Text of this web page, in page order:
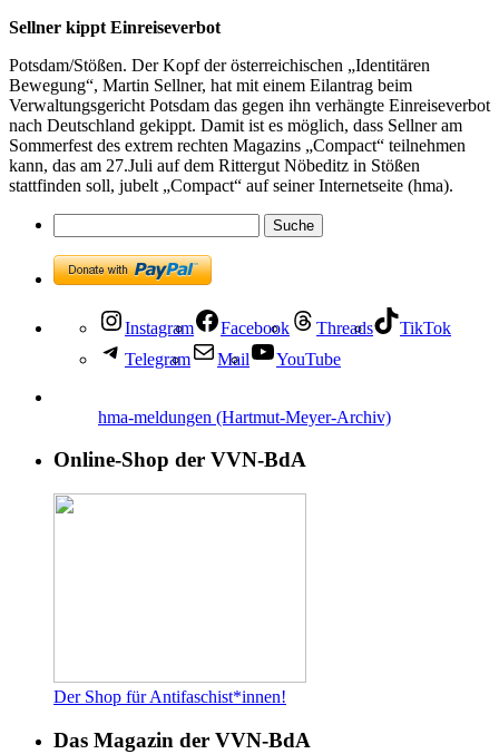
Sellner kippt Einreiseverbot
Potsdam/Stößen. Der Kopf der österreichischen „Identitären
Bewegung“, Martin Sellner, hat mit einem Eilantrag beim
Verwaltungsgericht Potsdam das gegen ihn verhängte Einreiseverbot
nach Deutschland gekippt. Damit ist es möglich, dass Sellner am
Sommerfest des extrem rechten Magazins „Compact“ teilnehmen
kann, das am 27.Juli auf dem Rittergut Nöbeditz in Stößen
stattfinden soll, jubelt „Compact“ auf seiner Internetseite (hma).
Instagram Facebook Threads
TikTok
Telegram
Mail YouTube
hma-meldungen (Hartmut-Meyer-Archiv)
Online-Shop der VVN-BdA
Der Shop für Antifaschist*innen!
Das Magazin der VVN-BdA